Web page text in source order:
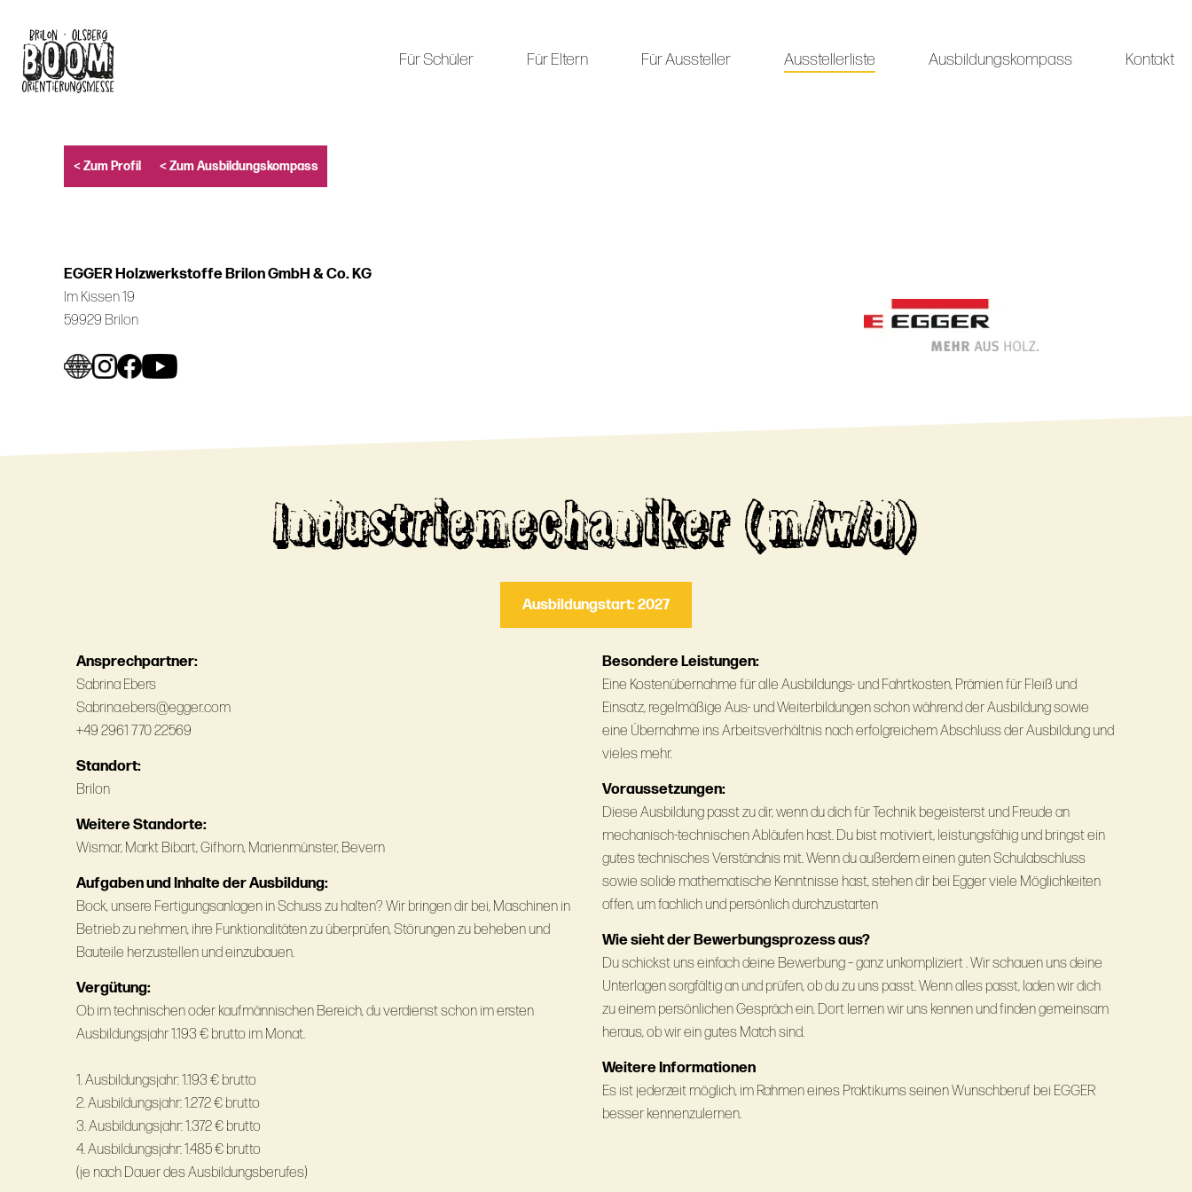
content
Für Schüler Für Eltern Für Aussteller Ausstellerliste Ausbildungskompass Kontakt
< Zum Profil < Zum Ausbildungskompass
EGGER Holzwerkstoffe Brilon GmbH & Co. KG
Im Kissen 19
59929 Brilon
Industriemechaniker (m/w/d)
Ausbildungstart: 2027
Ansprechpartner:
Sabrina Ebers
Sabrina.ebers@egger.com
+49 2961 770 22569
Standort:
Brilon
Weitere Standorte:
Wismar, Markt Bibart, Gifhorn, Marienmünster, Bevern
Aufgaben und Inhalte der Ausbildung:
Bock, unsere Fertigungsanlagen in Schuss zu halten? Wir bringen dir bei, Maschinen in
Betrieb zu nehmen, ihre Funktionalitäten zu überprüfen, Störungen zu beheben und
Bauteile herzustellen und einzubauen.
Vergütung:
Ob im technischen oder kaufmännischen Bereich, du verdienst schon im ersten
Ausbildungsjahr 1.193 € brutto im Monat.
1. Ausbildungsjahr: 1.193 € brutto
2. Ausbildungsjahr: 1.272 € brutto
3. Ausbildungsjahr: 1.372 € brutto
4. Ausbildungsjahr: 1.485 € brutto
(je nach Dauer des Ausbildungsberufes)
Besondere Leistungen:
Eine Kostenübernahme für alle Ausbildungs- und Fahrtkosten, Prämien für Fleiß und
Einsatz, regelmäßige Aus- und Weiterbildungen schon während der Ausbildung sowie
eine Übernahme ins Arbeitsverhältnis nach erfolgreichem Abschluss der Ausbildung und
vieles mehr.
Voraussetzungen:
Diese Ausbildung passt zu dir, wenn du dich für Technik begeisterst und Freude an
mechanisch‑technischen Abläufen hast. Du bist motiviert, leistungsfähig und bringst ein
gutes technisches Verständnis mit. Wenn du außerdem einen guten Schulabschluss
sowie solide mathematische Kenntnisse hast, stehen dir bei Egger viele Möglichkeiten
offen, um fachlich und persönlich durchzustarten
Wie sieht der Bewerbungsprozess aus?
Du schickst uns einfach deine Bewerbung – ganz unkompliziert . Wir schauen uns deine
Unterlagen sorgfältig an und prüfen, ob du zu uns passt. Wenn alles passt, laden wir dich
zu einem persönlichen Gespräch ein. Dort lernen wir uns kennen und finden gemeinsam
heraus, ob wir ein gutes Match sind.
Weitere Informationen
Es ist jederzeit möglich, im Rahmen eines Praktikums seinen Wunschberuf bei EGGER
besser kennenzulernen.